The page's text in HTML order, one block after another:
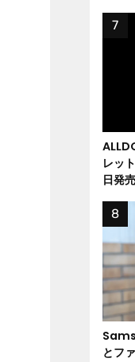
レッ
日発売
とフ